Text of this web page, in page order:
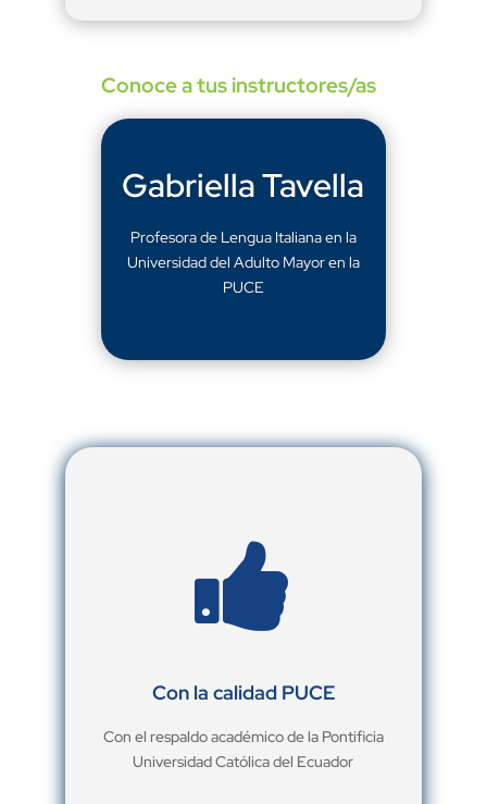
Conoce a tus instructores/as
Gabriella Tavella
Profesora de Lengua Italiana en la
Universidad del Adulto Mayor en la
PUCE

Con la calidad PUCE
Con el respaldo académico de la Pontificia
Universidad Católica del Ecuador